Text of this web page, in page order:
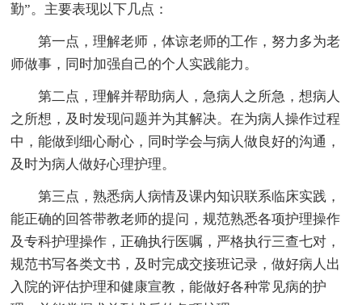
勤”。主要表现以下几点：
第一点，理解老师，体谅老师的工作，努力多为老
师做事，同时加强自己的个人实践能力。
第二点，理解并帮助病人，急病人之所急，想病人
之所想，及时发现问题并为其解决。在为病人操作过程
中，能做到细心耐心，同时学会与病人做良好的沟通，
及时为病人做好心理护理。
第三点，熟悉病人病情及课内知识联系临床实践，
能正确的回答带教老师的提问，规范熟悉各项护理操作
及专科护理操作，正确执行医嘱，严格执行三查七对，
规范书写各类文书，及时完成交接班记录，做好病人出
入院的评估护理和健康宣教，能做好各种常见病的护